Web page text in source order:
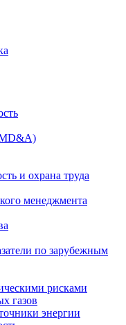
и охрана труда
менеджмента
по зарубежным
рисками
газов
энергии